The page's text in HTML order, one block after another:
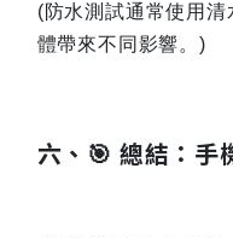
(防水測試通常使用
體帶來不同影響。)
六、🎯 總結：手